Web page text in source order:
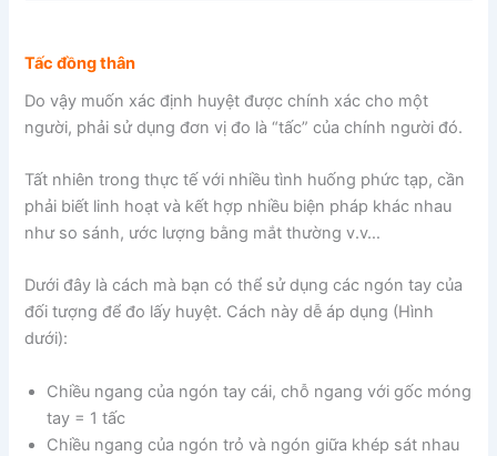
Tấc đồng thân
Do vậy muốn xác định huyệt được chính xác cho một
người, phải sử dụng đơn vị đo là “tấc” của chính người đó.
Tất nhiên trong thực tế với nhiều tình huống phức tạp, cần
phải biết linh hoạt và kết hợp nhiều biện pháp khác nhau
như so sánh, ước lượng bằng mắt thường v.v…
Dưới đây là cách mà bạn có thể sử dụng các ngón tay của
đối tượng để đo lấy huyệt. Cách này dễ áp dụng (Hình
dưới):
Chiều ngang của ngón tay cái, chỗ ngang với gốc móng
tay = 1 tấc
Chiều ngang của ngón trỏ và ngón giữa khép sát nhau